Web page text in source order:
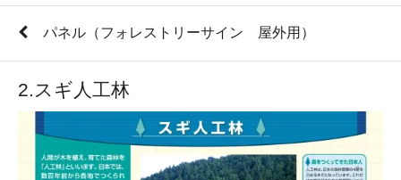
パネル（フォレストリーサイン 屋外用）
2.スギ人工林